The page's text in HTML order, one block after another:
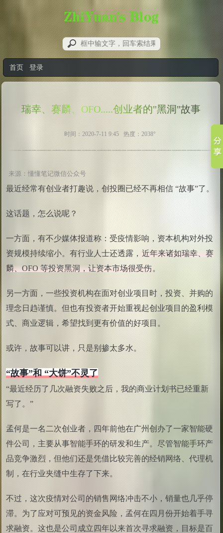
首页 登录
瑞幸、赛麟、OFO.....创业者的"黑洞"故事
时间：2020-7-11 9:45 热度：2038°
来源： 懂懂笔记微信公众号
最近经常有创业者打趣说，创投圈已经不再相信 “故事”了。
这话题，怎么说呢？
一方面，有不少媒体报道称：受疫情影响，资本机构对外投
资规模持续缩小。有行业人士还透露， 近年来诸如瑞幸、赛
麟、OFO 等投资黑洞，让资本市场很受伤。
另一方面，一些投资机构在面对创业项目时，投资、并购的
理念日趋谨慎。但也有投资者开始重视起创业项目的盈利模
式、商业逻辑，希望找到更有价值的好项目。
或许，故事可以讲，只是别掺太多水。
“故事”和 “大饼”不灵了
“最近经历了几次融资失败之后，我的商业计划书已经重新
写了。”
孟何是一名二次创业者，四年前他在广州创办了一家智能硬
件公司，主要从事智能手环的研发和生产。尽管智能手环产
品竞争激烈，但他们还是凭借比较完善的经销网络、代理机
制，在行业夹缝中生存了下来。
不过，这次疫情对公司的销售网络冲击不小，销量也几乎停
滞。为了应对可预见的资金风险，孟何在四月份开始着手寻
求融资。这也是公司成立四年以来首次寻求融资，目标是百